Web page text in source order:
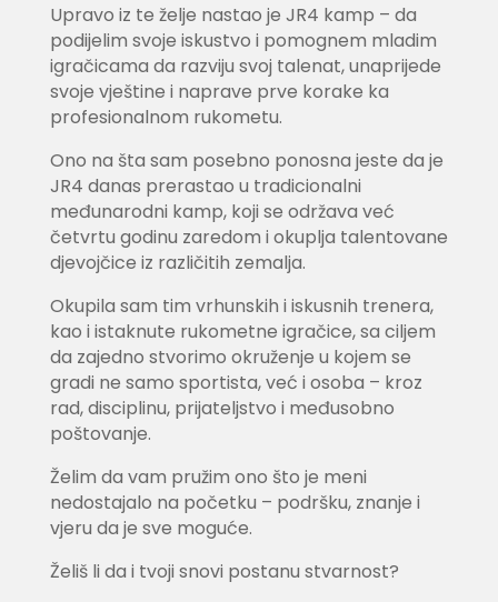
Upravo iz te želje nastao je JR4 kamp – da
podijelim svoje iskustvo i pomognem mladim
igračicama da razviju svoj talenat, unaprijede
svoje vještine i naprave prve korake ka
profesionalnom rukometu.
Ono na šta sam posebno ponosna jeste da je
JR4 danas prerastao u tradicionalni
međunarodni kamp, koji se održava već
četvrtu godinu zaredom i okuplja talentovane
djevojčice iz različitih zemalja.
Okupila sam tim vrhunskih i iskusnih trenera,
kao i istaknute rukometne igračice, sa ciljem
da zajedno stvorimo okruženje u kojem se
gradi ne samo sportista, već i osoba – kroz
rad, disciplinu, prijateljstvo i međusobno
poštovanje.
Želim da vam pružim ono što je meni
nedostajalo na početku – podršku, znanje i
vjeru da je sve moguće.
Želiš li da i tvoji snovi postanu stvarnost?